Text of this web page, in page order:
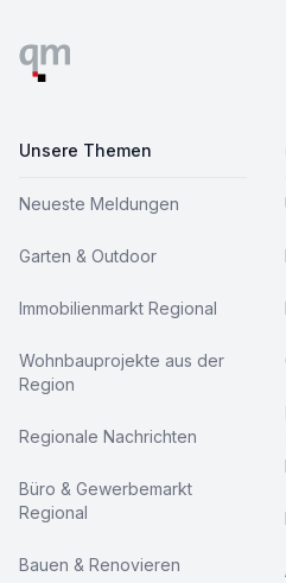
Unsere Themen
Neueste Meldungen
Garten & Outdoor
Immobilienmarkt Regional
Wohnbauprojekte aus der
Region
Regionale Nachrichten
Büro & Gewerbemarkt
Regional
Bauen & Renovieren